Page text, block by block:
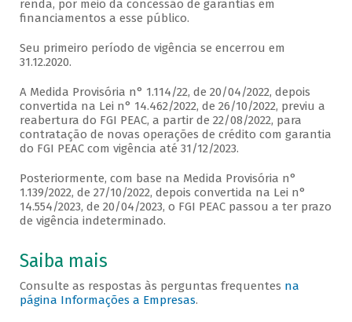
renda, por meio da concessão de garantias em
financiamentos a esse público.
Seu primeiro período de vigência se encerrou em
31.12.2020.
A Medida Provisória n° 1.114/22, de 20/04/2022, depois
convertida na Lei n° 14.462/2022, de 26/10/2022, previu a
reabertura do FGI PEAC, a partir de 22/08/2022, para
contratação de novas operações de crédito com garantia
do FGI PEAC com vigência até 31/12/2023.
Posteriormente, com base na Medida Provisória n°
1.139/2022, de 27/10/2022, depois convertida na Lei n°
14.554/2023, de 20/04/2023, o FGI PEAC passou a ter prazo
de vigência indeterminado.
Saiba mais
Consulte as respostas às perguntas frequentes na
página Informações a Empresas.